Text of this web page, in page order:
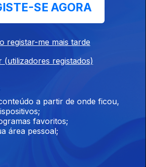
SE AGORA
registar-me mais tarde
(utilizadores registados)
a partir de onde ficou,
favoritos;
área pessoal;